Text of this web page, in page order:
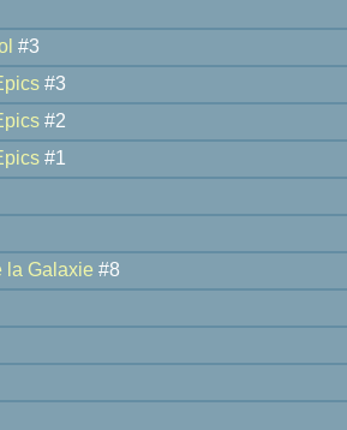
#3
#3
#2
#1
la Galaxie #8